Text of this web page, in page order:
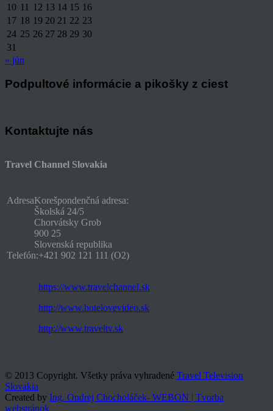
10 11 12 13 14 15 16
17 18 19 20 21 22 23
24 25 26 27 28 29 30
31
« jún
Podpultové informácie a pikošky z ciest
Kontaktujte nás
Travel Channel Slovakia
AdresaKorešpondenčná adresa:
Školská 24/5
Chorvátsky Grob
900 25
Slovenská republika
Telefón:+421 902 121 111 (O2)
https://www.travelchannel.sk
http://www.hotelovevideo.sk
http://www.traveltv.sk
© 2013 Copyright. Všetky práva vyhradené Travel Television
Slovakia
Created by Ing. Ondrej Chocholáček- WEBON | Tvorba
webstránok